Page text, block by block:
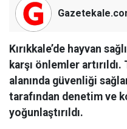
Kırıkkale’de hayvan
karşı önlemler artırıldı.
alanında güvenliği
tarafından denetim ve
yoğunlaştırıldı.